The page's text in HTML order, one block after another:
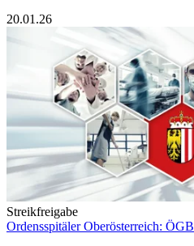
20.01.26
Streikfreigabe
Ordensspitäler Oberösterreich: